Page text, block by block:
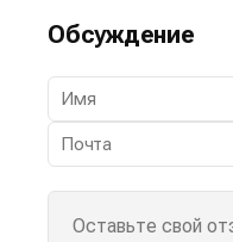
Обсуждение